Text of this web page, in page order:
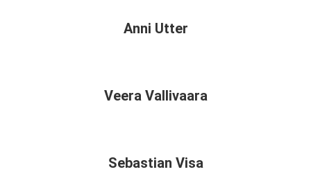
Anni Utter
Veera Vallivaara
Sebastian Visa